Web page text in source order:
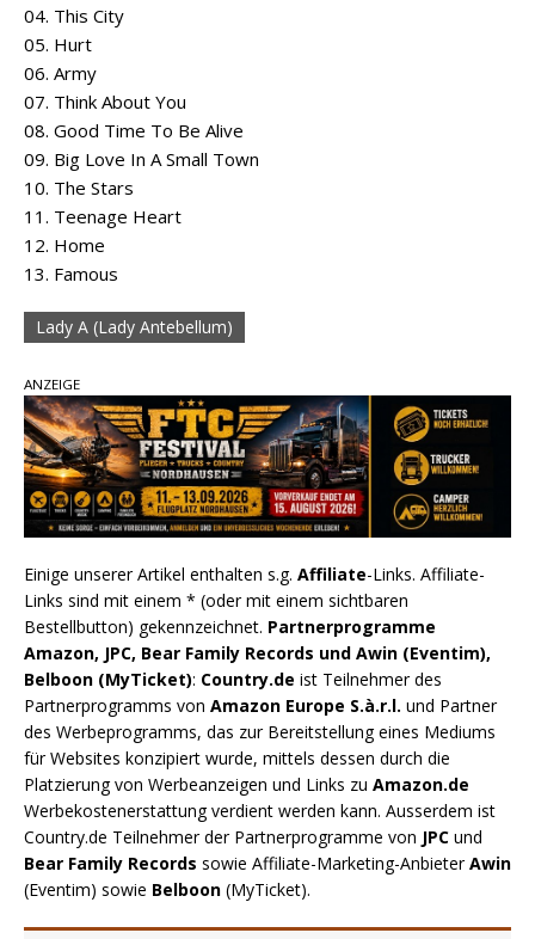
04. This City
05. Hurt
06. Army
07. Think About You
08. Good Time To Be Alive
09. Big Love In A Small Town
10. The Stars
11. Teenage Heart
12. Home
13. Famous
Lady A (Lady Antebellum)
ANZEIGE
Einige unserer Artikel enthalten s.g. Affiliate-Links. Affiliate-
Links sind mit einem * (oder mit einem sichtbaren
Bestellbutton) gekennzeichnet. Partnerprogramme
Amazon, JPC, Bear Family Records und Awin (Eventim),
Belboon (MyTicket): Country.de ist Teilnehmer des
Partnerprogramms von Amazon Europe S.à.r.l. und Partner
des Werbeprogramms, das zur Bereitstellung eines Mediums
für Websites konzipiert wurde, mittels dessen durch die
Platzierung von Werbeanzeigen und Links zu Amazon.de
Werbekostenerstattung verdient werden kann. Ausserdem ist
Country.de Teilnehmer der Partnerprogramme von JPC und
Bear Family Records sowie Affiliate-Marketing-AnbieterAwin
(Eventim) sowie Belboon (MyTicket).